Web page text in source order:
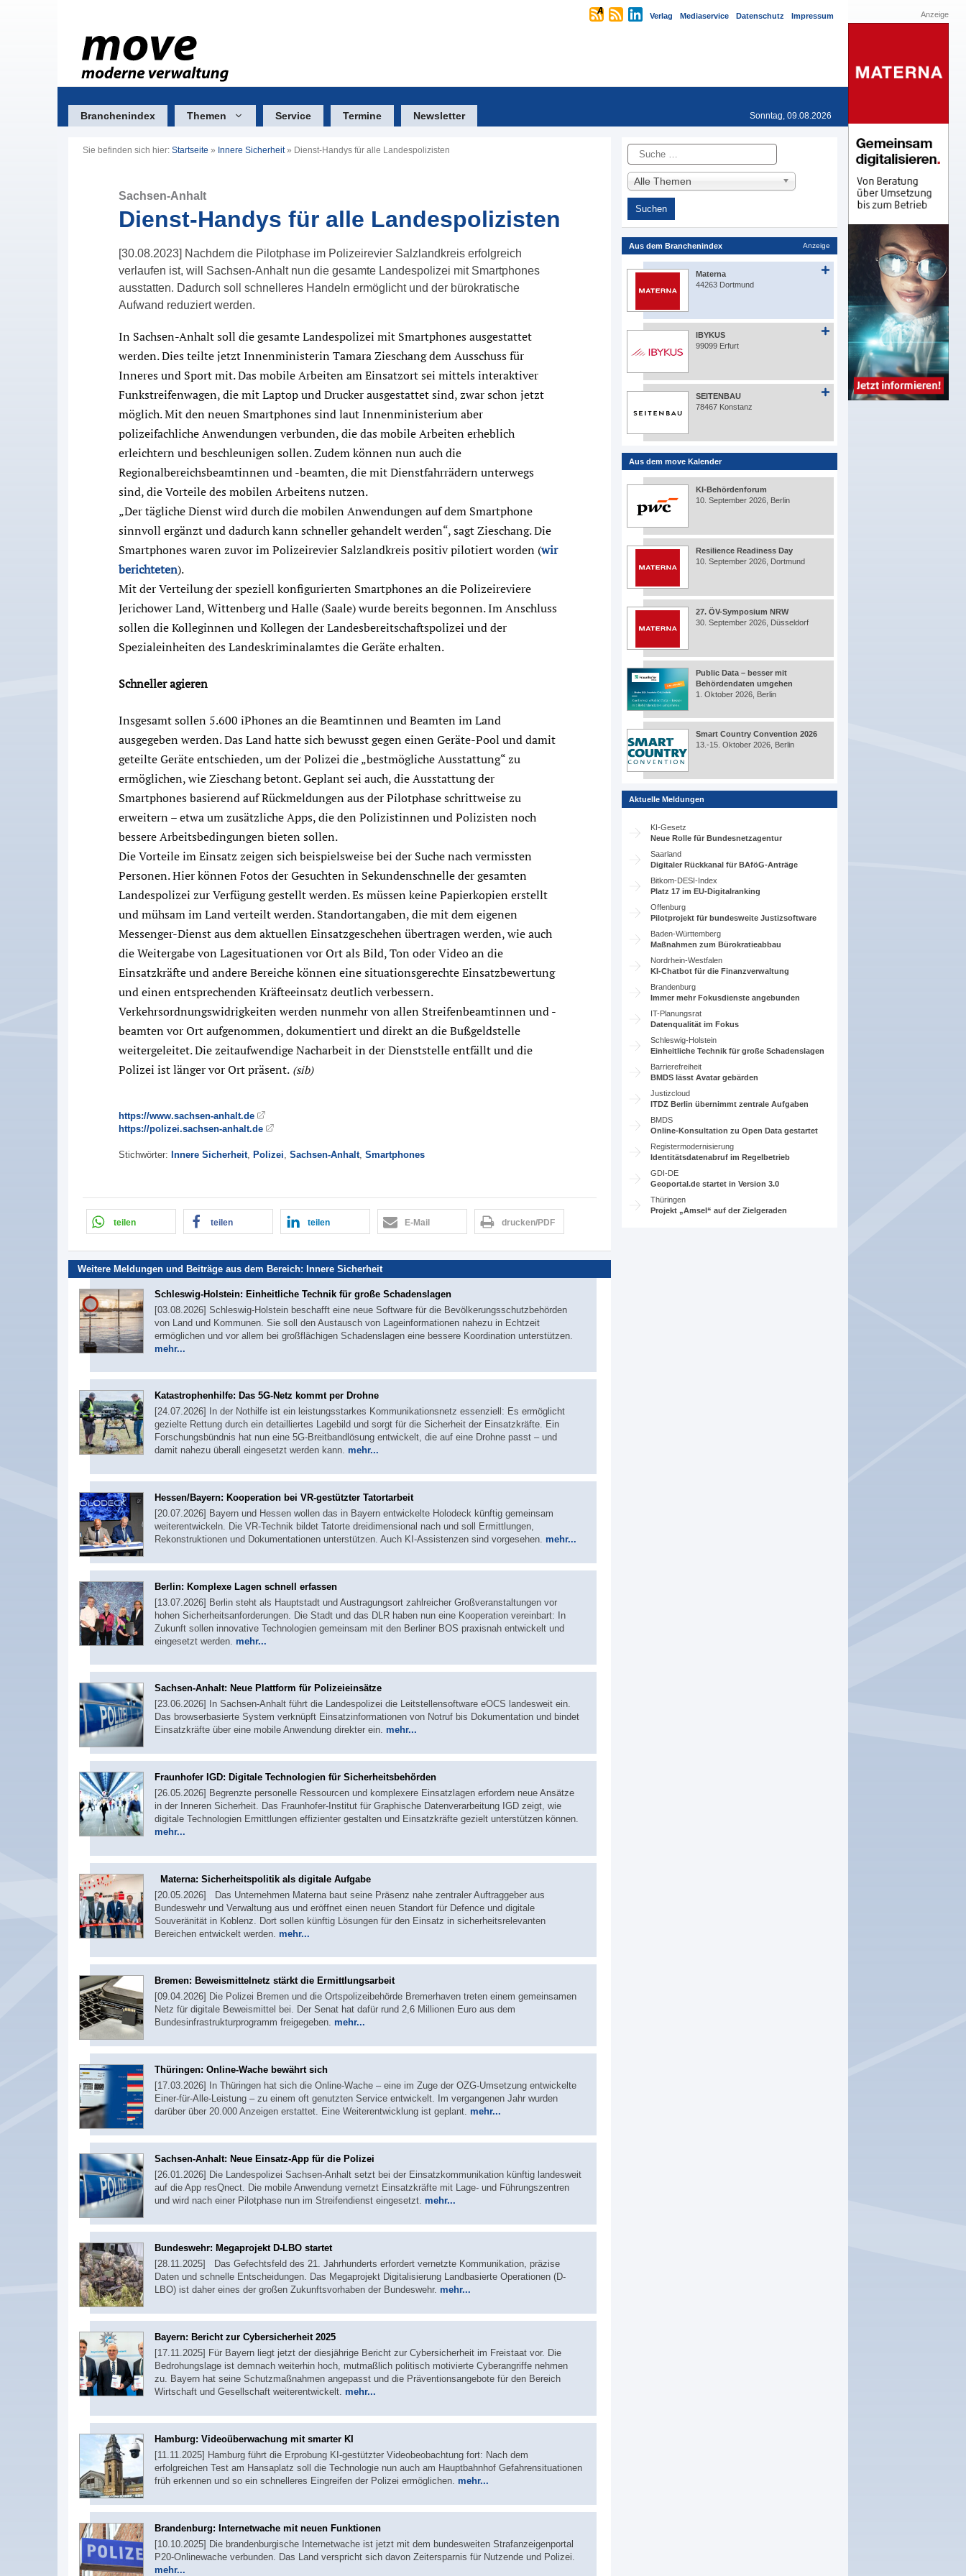
Verlag Mediaservice Datenschutz Impressum
Branchenindex Themen Service Termine Newsletter Sonntag, 09.08.2026
Sie befinden sich hier: Startseite » Innere Sicherheit» Dienst-Handys für alle Landespolizisten
Sachsen-Anhalt
Dienst-Handys für alle Landespolizisten
[30.08.2023] Nachdem die Pilotphase im Polizeirevier Salzlandkreis erfolgreich
verlaufen ist, will Sachsen-Anhalt nun die gesamte Landespolizei mit Smartphones
ausstatten. Dadurch soll schnelleres Handeln ermöglicht und der bürokratische
Aufwand reduziert werden.
In Sachsen-Anhalt soll die gesamte Landespolizei mit Smartphones ausgestattet
werden. Dies teilte jetzt Innenministerin Tamara Zieschang dem Ausschuss für
Inneres und Sport mit. Das mobile Arbeiten am Einsatzort sei mittels interaktiver
Funkstreifenwagen, die mit Laptop und Drucker ausgestattet sind, zwar schon jetzt
möglich. Mit den neuen Smartphones sind laut Innenministerium aber
polizeifachliche Anwendungen verbunden, die das mobile Arbeiten erheblich
erleichtern und beschleunigen sollen. Zudem können nun auch die
Regionalbereichsbeamtinnen und -beamten, die mit Dienstfahrrädern unterwegs
sind, die Vorteile des mobilen Arbeitens nutzen.
„Der tägliche Dienst wird durch die mobilen Anwendungen auf dem Smartphone
sinnvoll ergänzt und dadurch kann schneller gehandelt werden“, sagt Zieschang. Die
Smartphones waren zuvor im Polizeirevier Salzlandkreis positiv pilotiert worden (wir
berichteten).
Mit der Verteilung der speziell konfigurierten Smartphones an die Polizeireviere
Jerichower Land, Wittenberg und Halle (Saale) wurde bereits begonnen. Im Anschluss
sollen die Kolleginnen und Kollegen der Landesbereitschaftspolizei und der
Spezialeinheiten des Landeskriminalamtes die Geräte erhalten.
Schneller agieren
Insgesamt sollen 5.600 iPhones an die Beamtinnen und Beamten im Land
ausgegeben werden. Das Land hatte sich bewusst gegen einen Geräte-Pool und damit
geteilte Geräte entschieden, um der Polizei die „bestmögliche Ausstattung“ zu
ermöglichen, wie Zieschang betont. Geplant sei auch, die Ausstattung der
Smartphones basierend auf Rückmeldungen aus der Pilotphase schrittweise zu
erweitern – etwa um zusätzliche Apps, die den Polizistinnen und Polizisten noch
bessere Arbeitsbedingungen bieten sollen.
Die Vorteile im Einsatz zeigen sich beispielsweise bei der Suche nach vermissten
Personen. Hier können Fotos der Gesuchten in Sekundenschnelle der gesamten
Landespolizei zur Verfügung gestellt werden. Es müssen keine Papierkopien erstellt
und mühsam im Land verteilt werden. Standortangaben, die mit dem eigenen
Messenger-Dienst aus dem aktuellen Einsatzgeschehen übertragen werden, wie auch
die Weitergabe von Lagesituationen vor Ort als Bild, Ton oder Video an die
Einsatzkräfte und andere Bereiche können eine situationsgerechte Einsatzbewertung
und einen entsprechenden Kräfteeinsatz deutlich verbessern.
Verkehrsordnungswidrigkeiten werden nunmehr von allen Streifenbeamtinnen und -
beamten vor Ort aufgenommen, dokumentiert und direkt an die Bußgeldstelle
weitergeleitet. Die zeitaufwendige Nacharbeit in der Dienststelle entfällt und die
Polizei ist länger vor Ort präsent. (sib)
https://www.sachsen-anhalt.de
https://polizei.sachsen-anhalt.de
Stichwörter: Innere Sicherheit, Polizei, Sachsen-Anhalt, Smartphones
teilen teilen teilen E-Mail drucken/PDF
Weitere Meldungen und Beiträge aus dem Bereich: Innere Sicherheit
Schleswig-Holstein: Einheitliche Technik für große Schadenslagen
[03.08.2026] Schleswig-Holstein beschafft eine neue Software für die Bevölkerungsschutzbehörden
von Land und Kommunen. Sie soll den Austausch von Lageinformationen nahezu in Echtzeit
ermöglichen und vor allem bei großflächigen Schadenslagen eine bessere Koordination unterstützen.
mehr...
Katastrophenhilfe: Das 5G-Netz kommt per Drohne
[24.07.2026] In der Nothilfe ist ein leistungsstarkes Kommunikationsnetz essenziell: Es ermöglicht
gezielte Rettung durch ein detailliertes Lagebild und sorgt für die Sicherheit der Einsatzkräfte. Ein
Forschungsbündnis hat nun eine 5G-Breitbandlösung entwickelt, die auf eine Drohne passt – und
damit nahezu überall eingesetzt werden kann. mehr...
Hessen/Bayern: Kooperation bei VR-gestützter Tatortarbeit
[20.07.2026] Bayern und Hessen wollen das in Bayern entwickelte Holodeck künftig gemeinsam
weiterentwickeln. Die VR-Technik bildet Tatorte dreidimensional nach und soll Ermittlungen,
Rekonstruktionen und Dokumentationen unterstützen. Auch KI-Assistenzen sind vorgesehen. mehr...
Berlin: Komplexe Lagen schnell erfassen
[13.07.2026] Berlin steht als Hauptstadt und Austragungsort zahlreicher Großveranstaltungen vor
hohen Sicherheitsanforderungen. Die Stadt und das DLR haben nun eine Kooperation vereinbart: In
Zukunft sollen innovative Technologien gemeinsam mit den Berliner BOS praxisnah entwickelt und
eingesetzt werden. mehr...
Sachsen-Anhalt: Neue Plattform für Polizeieinsätze
[23.06.2026] In Sachsen-Anhalt führt die Landespolizei die Leitstellensoftware eOCS landesweit ein.
Das browserbasierte System verknüpft Einsatzinformationen von Notruf bis Dokumentation und bindet
Einsatzkräfte über eine mobile Anwendung direkter ein. mehr...
Fraunhofer IGD: Digitale Technologien für Sicherheitsbehörden
[26.05.2026] Begrenzte personelle Ressourcen und komplexere Einsatzlagen erfordern neue Ansätze
in der Inneren Sicherheit. Das Fraunhofer-Institut für Graphische Datenverarbeitung IGD zeigt, wie
digitale Technologien Ermittlungen effizienter gestalten und Einsatzkräfte gezielt unterstützen können.
mehr...
Materna: Sicherheitspolitik als digitale Aufgabe
[20.05.2026] Das Unternehmen Materna baut seine Präsenz nahe zentraler Auftraggeber aus
Bundeswehr und Verwaltung aus und eröffnet einen neuen Standort für Defence und digitale
Souveränität in Koblenz. Dort sollen künftig Lösungen für den Einsatz in sicherheitsrelevanten
Bereichen entwickelt werden. mehr...
Bremen: Beweismittelnetz stärkt die Ermittlungsarbeit
[09.04.2026] Die Polizei Bremen und die Ortspolizeibehörde Bremerhaven treten einem gemeinsamen
Netz für digitale Beweismittel bei. Der Senat hat dafür rund 2,6 Millionen Euro aus dem
Bundesinfrastrukturprogramm freigegeben. mehr...
Thüringen: Online-Wache bewährt sich
[17.03.2026] In Thüringen hat sich die Online-Wache – eine im Zuge der OZG-Umsetzung entwickelte
Einer-für-Alle-Leistung – zu einem oft genutzten Service entwickelt. Im vergangenen Jahr wurden
darüber über 20.000 Anzeigen erstattet. Eine Weiterentwicklung ist geplant. mehr...
Sachsen-Anhalt: Neue Einsatz-App für die Polizei
[26.01.2026] Die Landespolizei Sachsen-Anhalt setzt bei der Einsatzkommunikation künftig landesweit
auf die App resQnect. Die mobile Anwendung vernetzt Einsatzkräfte mit Lage- und Führungszentren
und wird nach einer Pilotphase nun im Streifendienst eingesetzt. mehr...
Bundeswehr: Megaprojekt D-LBO startet
[28.11.2025] Das Gefechtsfeld des 21. Jahrhunderts erfordert vernetzte Kommunikation, präzise
Daten und schnelle Entscheidungen. Das Megaprojekt Digitalisierung Landbasierte Operationen (D-
LBO) ist daher eines der großen Zukunftsvorhaben der Bundeswehr. mehr...
Bayern: Bericht zur Cybersicherheit 2025
[17.11.2025] Für Bayern liegt jetzt der diesjährige Bericht zur Cybersicherheit im Freistaat vor. Die
Bedrohungslage ist demnach weiterhin hoch, mutmaßlich politisch motivierte Cyberangriffe nehmen
zu. Bayern hat seine Schutzmaßnahmen angepasst und die Präventionsangebote für den Bereich
Wirtschaft und Gesellschaft weiterentwickelt. mehr...
Hamburg: Videoüberwachung mit smarter KI
[11.11.2025] Hamburg führt die Erprobung KI-gestützter Videobeobachtung fort: Nach dem
erfolgreichen Test am Hansaplatz soll die Technologie nun auch am Hauptbahnhof Gefahrensituationen
früh erkennen und so ein schnelleres Eingreifen der Polizei ermöglichen. mehr...
Brandenburg: Internetwache mit neuen Funktionen
[10.10.2025] Die brandenburgische Internetwache ist jetzt mit dem bundesweiten Strafanzeigenportal
P20-Onlinewache verbunden. Das Land verspricht sich davon Zeitersparnis für Nutzende und Polizei.
mehr...
Suche
Alle Themen
Aus dem Branchenindex Anzeige
Materna
44263 Dortmund
IBYKUS
99099 Erfurt
SEITENBAU
78467 Konstanz
Aus dem move Kalender
KI-Behördenforum
10. September 2026, Berlin
Resilience Readiness Day
10. September 2026, Dortmund
27. ÖV-Symposium NRW
30. September 2026, Düsseldorf
Public Data – besser mit
Behördendaten umgehen
1. Oktober 2026, Berlin
Smart Country Convention 2026
13.-15. Oktober 2026, Berlin
Aktuelle Meldungen
KI-Gesetz
Neue Rolle für Bundesnetzagentur
Saarland
Digitaler Rückkanal für BAföG-Anträge
Bitkom-DESI-Index
Platz 17 im EU-Digitalranking
Offenburg
Pilotprojekt für bundesweite Justizsoftware
Baden-Württemberg
Maßnahmen zum Bürokratieabbau
Nordrhein-Westfalen
KI-Chatbot für die Finanzverwaltung
Brandenburg
Immer mehr Fokusdienste angebunden
IT-Planungsrat
Datenqualität im Fokus
Schleswig-Holstein
Einheitliche Technik für große Schadenslagen
Barrierefreiheit
BMDS lässt Avatar gebärden
Justizcloud
ITDZ Berlin übernimmt zentrale Aufgaben
BMDS
Online-Konsultation zu Open Data gestartet
Registermodernisierung
Identitätsdatenabruf im Regelbetrieb
GDI-DE
Geoportal.de startet in Version 3.0
Thüringen
Projekt „Amsel“ auf der Zielgeraden
Anzeige